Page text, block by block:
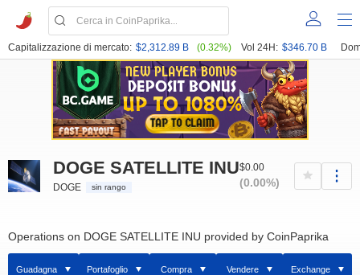
Capitalizzazione di mercato: $2,312.89 B (0.32%) Vol 24H: $346.70 B
DOGE SATELLITE INU
DOGE sin rango
$0.00
(0.00%)
Operations on DOGE SATELLITE INU provided by CoinPaprika
Guadagna Portafoglio Compra Vendere Exchange